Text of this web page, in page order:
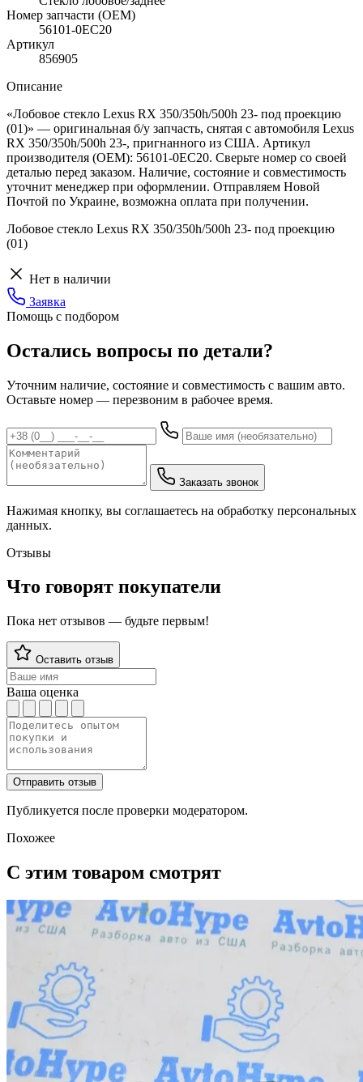
Номер запчасти (OEM)
56101-0EC20
Артикул
856905
Описание
«Лобовое стекло Lexus RX 350/350h/500h 23- под проекцию
(01)» — оригинальная б/у запчасть, снятая с автомобиля Lexus
RX 350/350h/500h 23-, пригнанного из США. Артикул
производителя (OEM): 56101-0EC20. Сверьте номер со своей
деталью перед заказом. Наличие, состояние и совместимость
уточнит менеджер при оформлении. Отправляем Новой
Почтой по Украине, возможна оплата при получении.
Лобовое стекло Lexus RX 350/350h/500h 23- под проекцию
(01)
Нет в наличии
Заявка
Помощь с подбором
Остались вопросы по детали?
Уточним наличие, состояние и совместимость с вашим авто.
Оставьте номер — перезвоним в рабочее время.
Заказать звонок
Нажимая кнопку, вы соглашаетесь на обработку персональных
данных.
Отзывы
Что говорят покупатели
Пока нет отзывов — будьте первым!
Оставить отзыв
Ваша оценка
Отправить отзыв
Публикуется после проверки модератором.
Похожее
С этим товаром смотрят